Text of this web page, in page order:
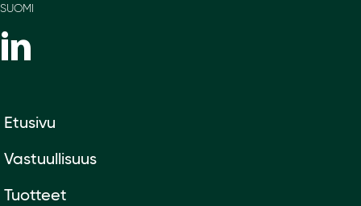
SUOMI
Etusivu
Vastuullisuus
Tuotteet